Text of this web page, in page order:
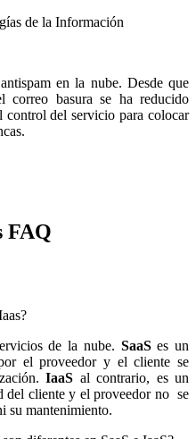
de la Información
en la nube. Desde que
correo basura se ha reducido
control del servicio para colocar
FAQ
de la nube. SaaSes un
el proveedor y el cliente se
IaaS al contrario, es un
del cliente y el proveedor no se
su mantenimiento.